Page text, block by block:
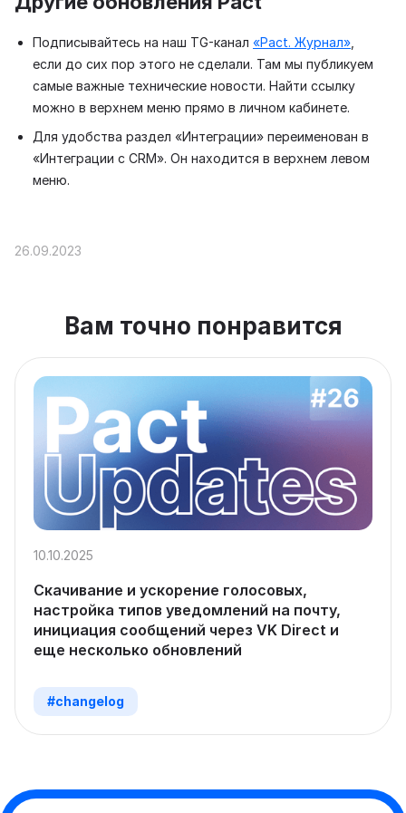
Подписывайтесь на наш TG-канал «Pact. Журнал»
если до сих пор этого не сделали. Там мы публикуем
самые важные технические новости. Найти ссылку
можно в верхнем меню прямо в личном кабинете.
Для удобства раздел «Интеграции» переименован в
«Интеграции с CRM». Он находится в верхнем левом
меню.
26.09.2023
Вам точно понравится
#changelog
10.10.2025
Скачивание и ускорение голосовых,
настройка типов уведомлений на почту,
инициация сообщений через VK Direct и
еще несколько обновлений